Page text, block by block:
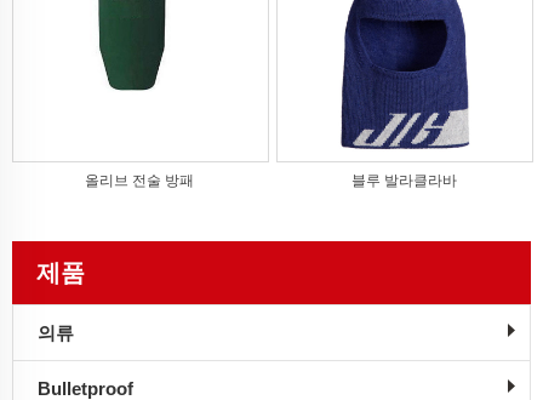
올리브 전술 방패 블루 발라클라바
제품
의류
Bulletproof